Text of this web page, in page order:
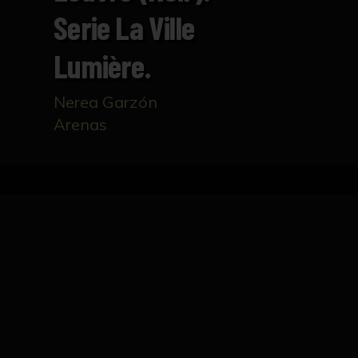
Serie La Ville
Lumière.
Nerea Garzón
Arenas